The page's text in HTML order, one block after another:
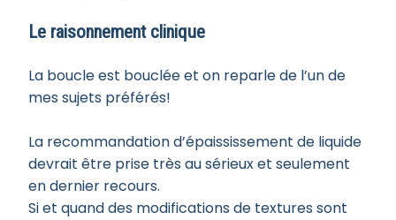
Le raisonnement clinique
La boucle est bouclée et on reparle de l’un de
mes sujets préférés!
La recommandation d’épaississement de liquide
devrait être prise très au sérieux et seulement
en dernier recours.
Si et quand des modifications de textures sont